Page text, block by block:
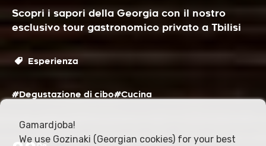
Scopri i sapori della Georgia con il nostro
esclusivo tour gastronomico privato a Tbilisi
Esperienza
#Degustazione di cibo#Cucina
Gamardjoba!
We use Gozinaki (Georgian cookies) for your best